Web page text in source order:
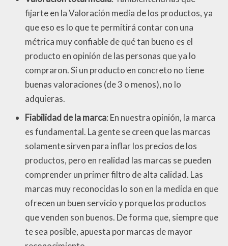
fijarte en la Valoración media de los productos, ya
que eso es lo que te permitirá contar con una
métrica muy confiable de qué tan bueno es el
producto en opinión de las personas que ya lo
compraron. Si un producto en concreto no tiene
buenas valoraciones (de 3 o menos), no lo
adquieras.
Fiabilidad de la marca: En nuestra opinión, la marca
es fundamental. La gente se creen que las marcas
solamente sirven para inflar los precios de los
productos, pero en realidad las marcas se pueden
comprender un primer filtro de alta calidad. Las
marcas muy reconocidas lo son en la medida en que
ofrecen un buen servicio y porque los productos
que venden son buenos. De forma que, siempre que
te sea posible, apuesta por marcas de mayor